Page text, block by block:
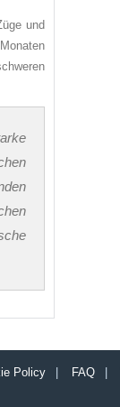
und
Policy | FAQ |